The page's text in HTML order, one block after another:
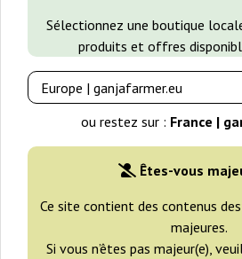
Sélectionnez une boutique
produits et offres
ou restez sur : France |
Êtes-vous
Ce site contient des contenus
majeures.
Si vous n’êtes pas majeur(e),